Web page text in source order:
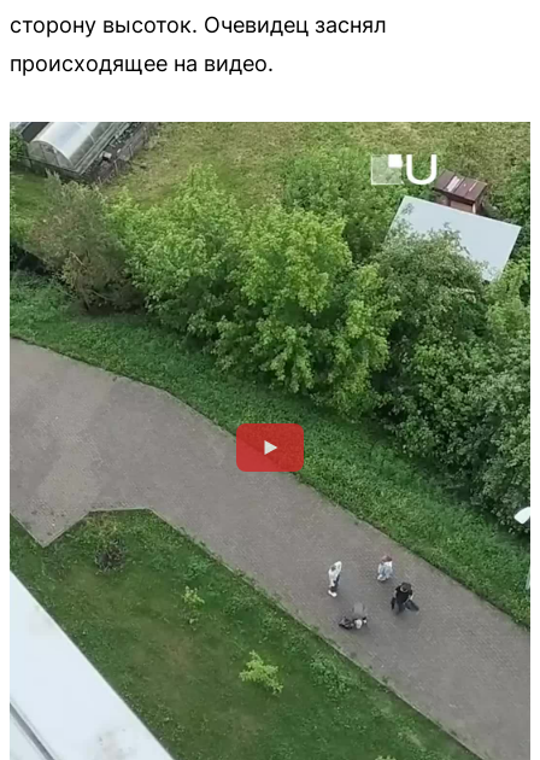
сторону высоток. Очевидец заснял
происходящее на видео.